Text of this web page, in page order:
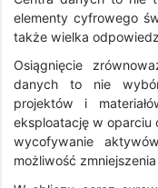
elementy cyfrowego
także wielka
Osiągnięcie
danych to nie
projektów i
eksploatację w oparciu
wycofywanie
możliwość